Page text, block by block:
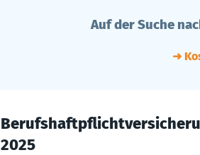
Auf der Suche
➜
2025